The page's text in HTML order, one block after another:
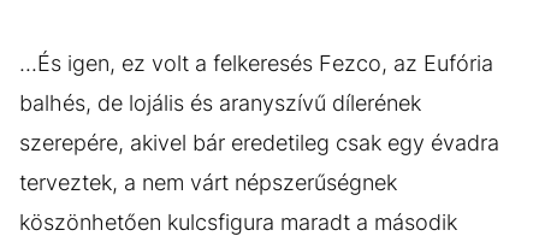
...És igen, ez volt a felkeresés Fezco, az Eufória
balhés, de lojális és aranyszívű dílerének
szerepére, akivel bár eredetileg csak egy évadra
terveztek, a nem várt népszerűségnek
köszönhetően kulcsfigura maradt a második